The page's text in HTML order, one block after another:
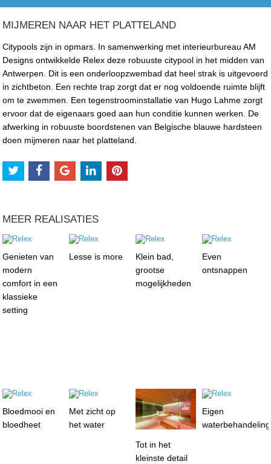
MIJMEREN NAAR HET PLATTELAND
Citypools zijn in opmars. In samenwerking met interieurbureau AM
Designs ontwikkelde Relex deze robuuste citypool in het midden van
Antwerpen. Dit is een onderloopzwembad dat heel strak is uitgevoerd
in zichtbeton. Een rechte trap zorgt dat er nog voldoende ruimte blijft
om te zwemmen. Een tegenstroominstallatie van Hugo Lahme zorgt
ervoor dat de eigenaars goed aan hun conditie kunnen werken. De
afwerking in robuuste boordstenen van Belgische blauwe hardsteen
doen mijmeren naar het platteland.
MEER REALISATIES
Genieten van
modern
comfort in een
klassieke
setting
Lesse is more
Klein bad,
grootse
mogelijkheden
Even
ontsnappen
Bloedmooi en
bloedheet
Met zicht op
het water
Tot in het
kleinste detail
Eigen